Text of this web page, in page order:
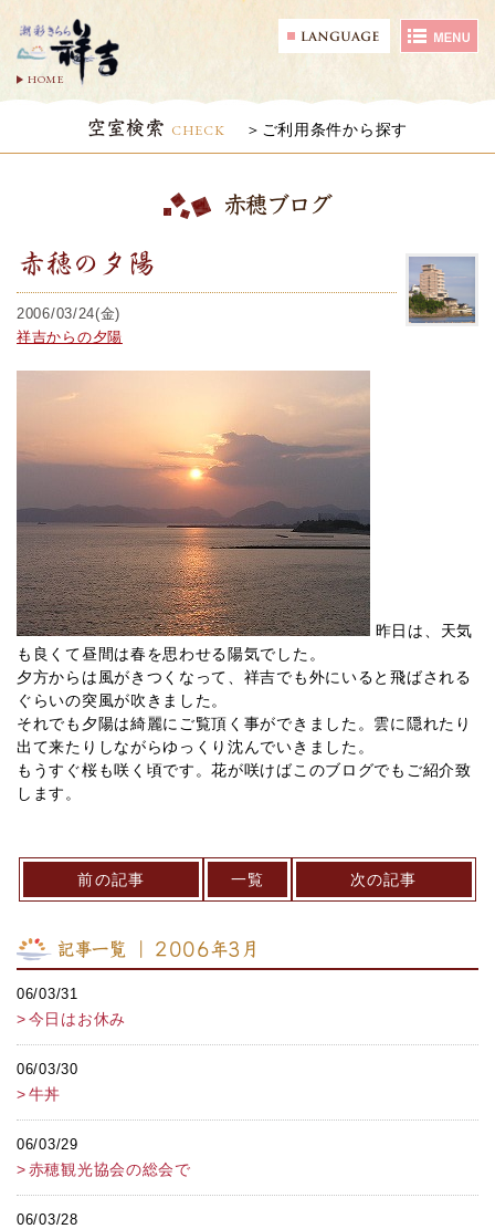
HOME
空室検索 CHECK ご利用条件から探す
赤穂ブログ
赤穂の夕陽
2006/03/24(金)
祥吉からの夕陽
昨日は、天気
も良くて昼間は春を思わせる陽気でした。
夕方からは風がきつくなって、祥吉でも外にいると飛ばされる
ぐらいの突風が吹きました。
それでも夕陽は綺麗にご覧頂く事ができました。雲に隠れたり
出て来たりしながらゆっくり沈んでいきました。
もうすぐ桜も咲く頃です。花が咲けばこのブログでもご紹介致
します。
前の記事 一覧 次の記事
記事一覧 ｜ 2006年3月
06/03/31
今日はお休み
06/03/30
牛丼
06/03/29
赤穂観光協会の総会で
06/03/28